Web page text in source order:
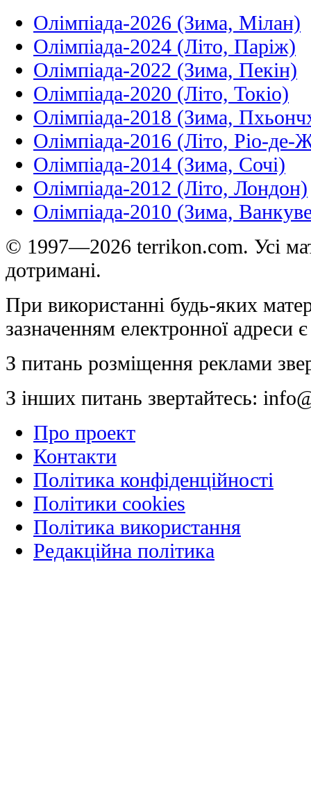
Олімпіада-2026 (Зима, Мілан)
Олімпіада-2024 (Літо, Паріж)
Олімпіада-2022 (Зима, Пекін)
Олімпіада-2020 (Літо, Токіо)
Олімпіада-2018 (Зима,
Олімпіада-2016 (Літо, Ріо-де-
Олімпіада-2014 (Зима, Сочі)
Олімпіада-2012 (Літо, Лондон)
Олімпіада-2010 (Зима,
© 1997—2026 terrikon.com. Усі
дотримані.
При використанні будь-яких
зазначенням електронної адреси
З питань розміщення реклами
З інших питань звертайтесь:
Про проект
Контакти
Політика конфіденційності
Політики cookies
Політика використання
Редакційна політика